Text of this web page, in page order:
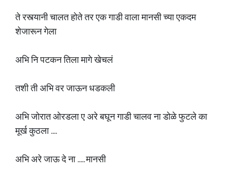
ते रस्त्यानी चालत होते तर एक गाडी वाला मानसी च्या एकदम
शेजारून गेला
अभि नि पटकन तिला मागे खेचलं
तशी ती अभि वर जाऊन धडकली
अभि जोरात ओरडला ए अरे बघून गाडी चालव ना डोळे फुटले का
मूर्ख कुठला ....
अभि अरे जाऊ दे ना ..... मानसी